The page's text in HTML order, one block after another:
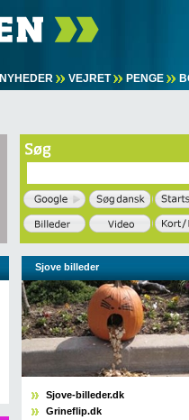
NYHEDER VEJRET PENGE
Sjove billeder
Sjove-billeder.dk
Grineflip.dk